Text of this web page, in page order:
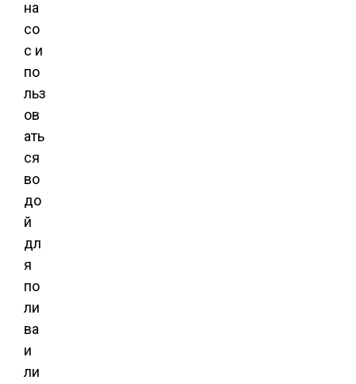
на
со
с и
по
льз
ов
ать
ся
во
до
й
дл
я
по
ли
ва
и
ли